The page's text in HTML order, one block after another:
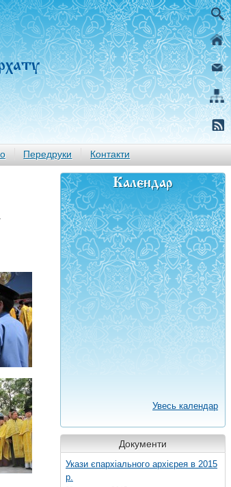
Передруки Контакти
Календар
Увесь календар
Документи
Укази єпархіального архієрея в 2015
р.